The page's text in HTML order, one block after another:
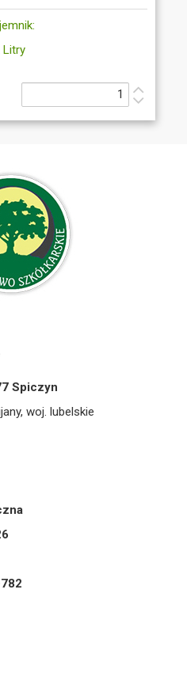
Litry
Spiczyn
woj. lubelskie